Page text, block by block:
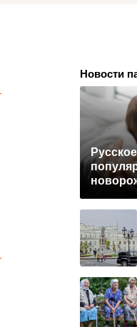
Новости